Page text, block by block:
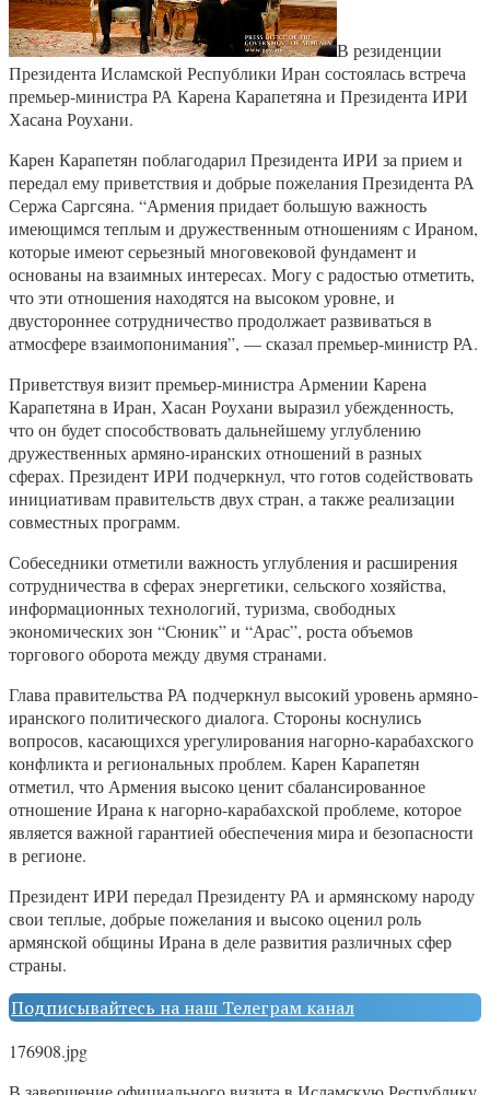
В резиденции
Президента Исламской Республики Иран состоялась встреча
премьер-министра РА Карена Карапетяна и Президента ИРИ
Хасана Роухани.
Карен Карапетян поблагодарил Президента ИРИ за прием и
передал ему приветствия и добрые пожелания Президента РА
Сержа Саргсяна. “Армения придает большую важность
имеющимся теплым и дружественным отношениям с Ираном,
которые имеют серьезный многовековой фундамент и
основаны на взаимных интересах. Могу с радостью отметить,
что эти отношения находятся на высоком уровне, и
двустороннее сотрудничество продолжает развиваться в
атмосфере взаимопонимания”, — сказал премьер-министр РА.
Приветствуя визит премьер-министра Армении Карена
Карапетяна в Иран, Хасан Роухани выразил убежденность,
что он будет способствовать дальнейшему углублению
дружественных армяно-иранских отношений в разных
сферах. Президент ИРИ подчеркнул, что готов содействовать
инициативам правительств двух стран, а также реализации
совместных программ.
Собеседники отметили важность углубления и расширения
сотрудничества в сферах энергетики, сельского хозяйства,
информационных технологий, туризма, свободных
экономических зон “Сюник” и “Арас”, роста объемов
торгового оборота между двумя странами.
Глава правительства РА подчеркнул высокий уровень армяно-
иранского политического диалога. Стороны коснулись
вопросов, касающихся урегулирования нагорно-карабахского
конфликта и региональных проблем. Карен Карапетян
отметил, что Армения высоко ценит сбалансированное
отношение Ирана к нагорно-карабахской проблеме, которое
является важной гарантией обеспечения мира и безопасности
в регионе.
Президент ИРИ передал Президенту РА и армянскому народу
свои теплые, добрые пожелания и высоко оценил роль
армянской общины Ирана в деле развития различных сфер
страны.
Подписывайтесь на наш Телеграм канал
176908.jpg